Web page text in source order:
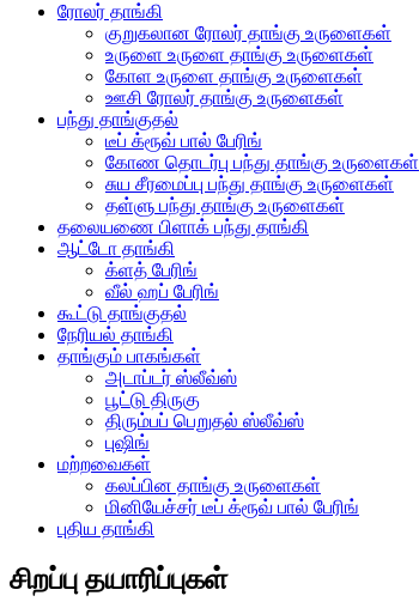
ரோலர் தாங்கி
குறுகலான ரோலர் தாங்கு உருளைகள்
உருளை உருளை தாங்கு உருளைகள்
கோள உருளை தாங்கு உருளைகள்
ஊசி ரோலர் தாங்கு உருளைகள்
பந்து தாங்குதல்
டீப் க்ரூவ் பால் பேரிங்
கோண தொடர்பு பந்து தாங்கு உருளைகள்
சுய சீரமைப்பு பந்து தாங்கு உருளைகள்
தள்ளு பந்து தாங்கு உருளைகள்
தலையணை பிளாக் பந்து தாங்கி
ஆட்டோ தாங்கி
க்ளத் பேரிங்
வீல் ஹப் பேரிங்
கூட்டு தாங்குதல்
நேரியல் தாங்கி
தாங்கும் பாகங்கள்
அடாப்டர் ஸ்லீவ்ஸ்
பூட்டு திருகு
திரும்பப் பெறுதல் ஸ்லீவ்ஸ்
புஷிங்
மற்றவைகள்
கலப்பின தாங்கு உருளைகள்
மினியேச்சர் டீப் க்ரூவ் பால் பேரிங்
புதிய தாங்கி
சிறப்பு தயாரிப்புகள்